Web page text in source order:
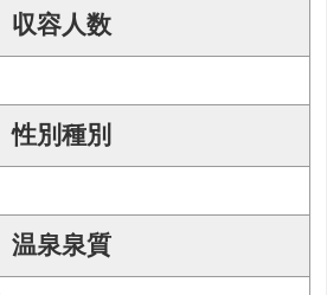
収容人数
性別種別
温泉泉質